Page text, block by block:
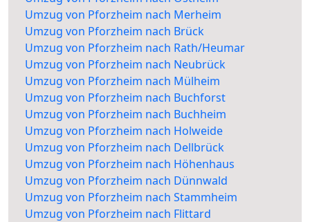
Umzug von Pforzheim nach Merheim
Umzug von Pforzheim nach Brück
Umzug von Pforzheim nach Rath/Heumar
Umzug von Pforzheim nach Neubrück
Umzug von Pforzheim nach Mülheim
Umzug von Pforzheim nach Buchforst
Umzug von Pforzheim nach Buchheim
Umzug von Pforzheim nach Holweide
Umzug von Pforzheim nach Dellbrück
Umzug von Pforzheim nach Höhenhaus
Umzug von Pforzheim nach Dünnwald
Umzug von Pforzheim nach Stammheim
Umzug von Pforzheim nach Flittard